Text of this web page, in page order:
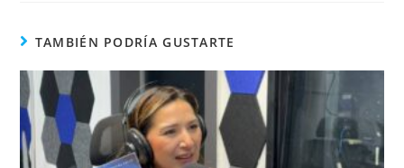
TAMBIÉN PODRÍA GUSTARTE